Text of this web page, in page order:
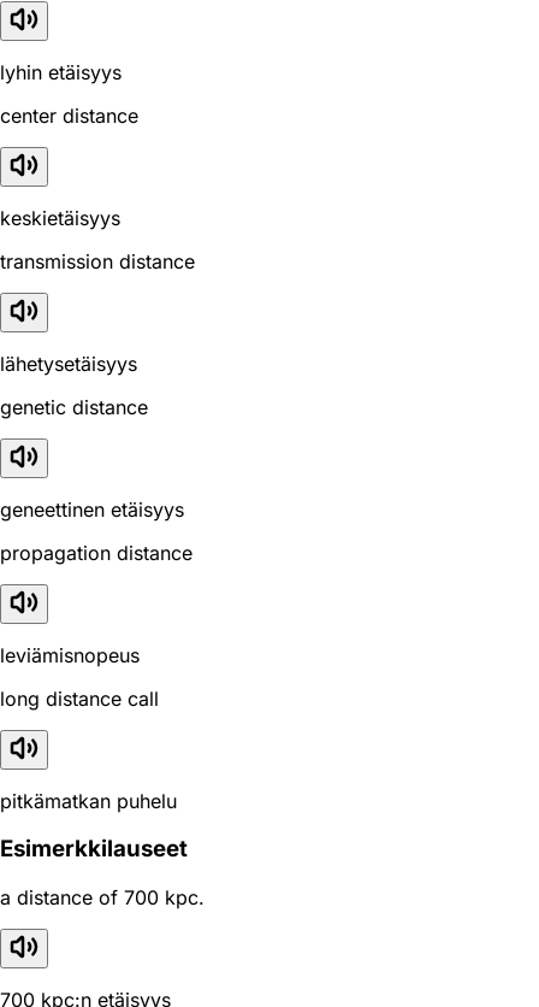
lyhin etäisyys
center distance
keskietäisyys
transmission distance
lähetysetäisyys
genetic distance
geneettinen etäisyys
propagation distance
leviämisnopeus
long distance call
pitkämatkan puhelu
Esimerkkilauseet
a distance of 700 kpc.
700 kpc:n etäisyys